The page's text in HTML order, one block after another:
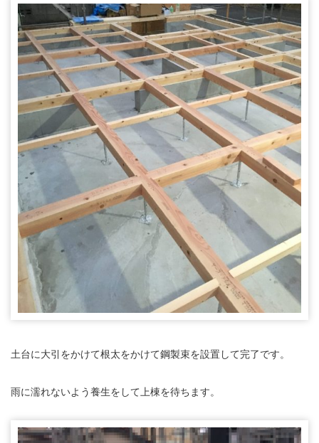
土台に大引をかけて根太をかけて鋼製束を設置して完了です。
雨に濡れないよう養生をして上棟を待ちます。